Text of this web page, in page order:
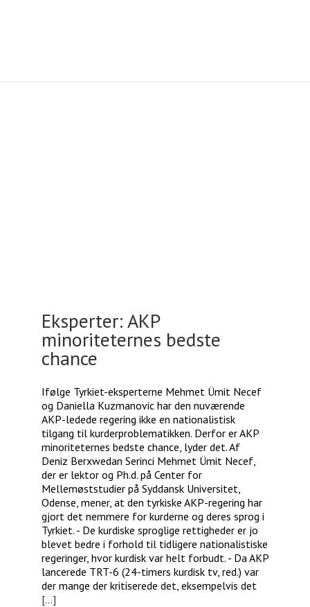
Eksperter: AKP
minoriteternes bedste
chance
Ifølge Tyrkiet-eksperterne Mehmet Ümit Necef
og Daniella Kuzmanovic har den nuværende
AKP-ledede regering ikke en nationalistisk
tilgang til kurderproblematikken. Derfor er AKP
minoriteternes bedste chance, lyder det. Af
Deniz Berxwedan Serinci Mehmet Ümit Necef,
der er lektor og Ph.d. på Center for
Mellemøststudier på Syddansk Universitet,
Odense, mener, at den tyrkiske AKP-regering har
gjort det nemmere for kurderne og deres sprog i
Tyrkiet. - De kurdiske sproglige rettigheder er jo
blevet bedre i forhold til tidligere nationalistiske
regeringer, hvor kurdisk var helt forbudt. - Da AKP
lancerede TRT-6 (24-timers kurdisk tv, red.) var
der mange der kritiserede det, eksempelvis det
[...]